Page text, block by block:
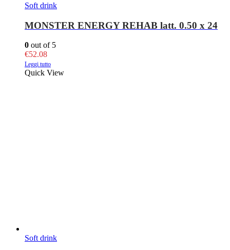
Soft drink
MONSTER ENERGY REHAB latt. 0.50 x 24
0 out of 5
€52.08
Leggi tutto
Quick View
Soft drink